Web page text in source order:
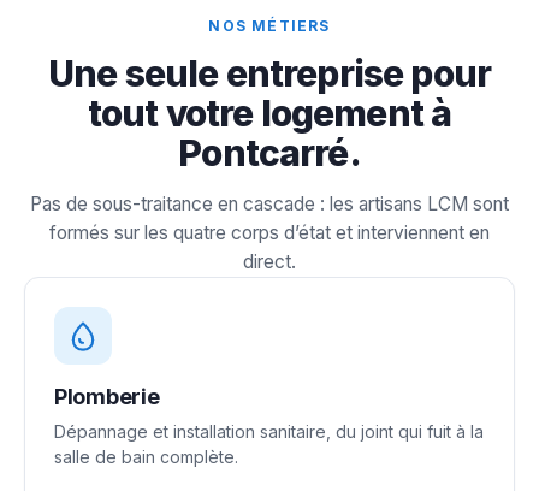
NOS MÉTIERS
Une seule entreprise pour
tout votre logement à
Pontcarré.
Pas de sous-traitance en cascade : les artisans LCM sont
formés sur les quatre corps d’état et interviennent en
direct.
Plomberie
Dépannage et installation sanitaire, du joint qui fuit à la
salle de bain complète.